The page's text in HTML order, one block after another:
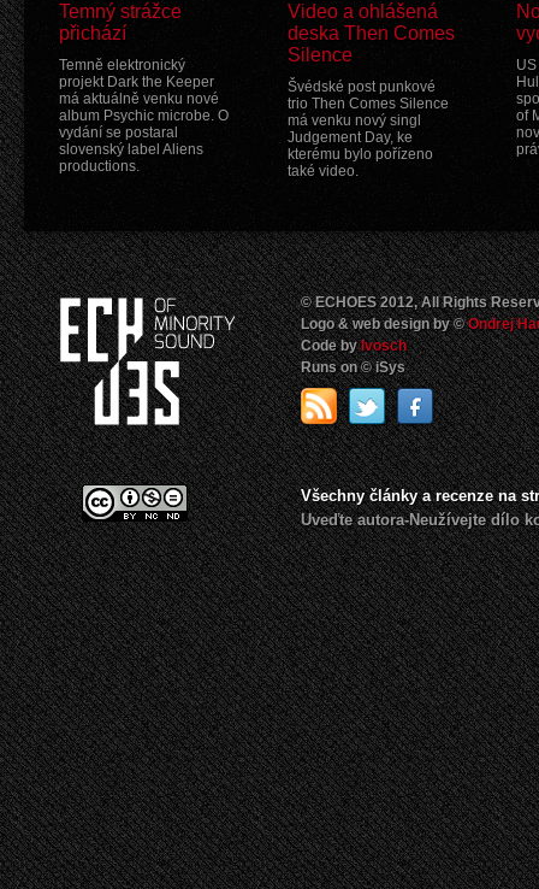
Temný strážce
přichází
Temně elektronický
projekt Dark the Keeper
má aktuálně venku nové
album Psychic microbe. O
vydání se postaral
slovenský label Aliens
productions.
Video a ohlášená
deska Then Comes
Silence
Švédské post punkové
trio Then Comes Silence
má venku nový singl
Judgement Day, ke
kterému bylo pořízeno
také video.
of
© ECHOES 2012, All Rights
Logo & web design by ©Ondrej
Code byIvosch
Runs on © iSys
Všechny články a recenze na
Uveďte autora-Neužívejte dílo